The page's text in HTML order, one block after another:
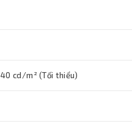
cd/m² (Tối thiểu)